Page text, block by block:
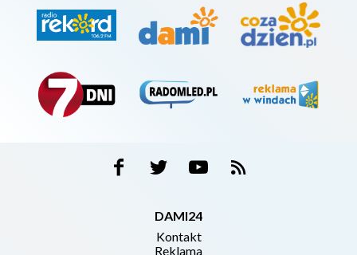
DAMI24
Kontakt
Reklama